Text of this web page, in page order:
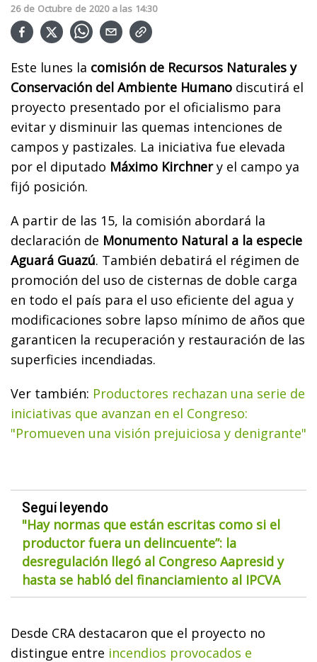
26 de Octubre de 2020 a las 14:30
Este lunes la comisión de Recursos Naturales y
Conservación del Ambiente Humano discutirá el
proyecto presentado por el oficialismo para
evitar y disminuir las quemas intenciones de
campos y pastizales. La iniciativa fue elevada
por el diputado Máximo Kirchnery el campo ya
fijó posición.
A partir de las 15, la comisión abordará la
declaración de Monumento Natural a la especie
Aguará Guazú. También debatirá el régimen de
promoción del uso de cisternas de doble carga
en todo el país para el uso eficiente del agua y
modificaciones sobre lapso mínimo de años que
garanticen la recuperación y restauración de las
superficies incendiadas.
Ver también: Productores rechazan una serie de
iniciativas que avanzan en el Congreso:
"Promueven una visión prejuiciosa y denigrante"
Seguí leyendo
"Hay normas que están escritas como si el
productor fuera un delincuente”: la
desregulación llegó al Congreso Aapresid y
hasta se habló del financiamiento al IPCVA
Desde CRA destacaron que el proyecto no
distingue entre incendios provocados e